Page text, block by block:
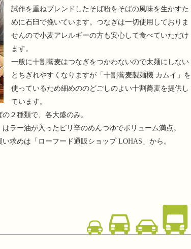
試作を重ねブレンドしたそば粉をそばの風味を生かすた
めに石臼で挽いています。つなぎは一切使用しておりま
せんので小麦アレルギーの方も安心して食べていただけ
ます。
一般に十割蕎麦はつなぎをつかわないので太麺にしない
とちぎれやすくなりますが「十割蕎麦製麺機 カムイ」を
使っているため細めののどごしのよい十割蕎麦を提供し
ています。
２種類で、各大盛のみ。
ラー油が入ったピリ辛のめんつゆでボリューム満点。
求めは「ローフード通販ショップ LOHAS」から。